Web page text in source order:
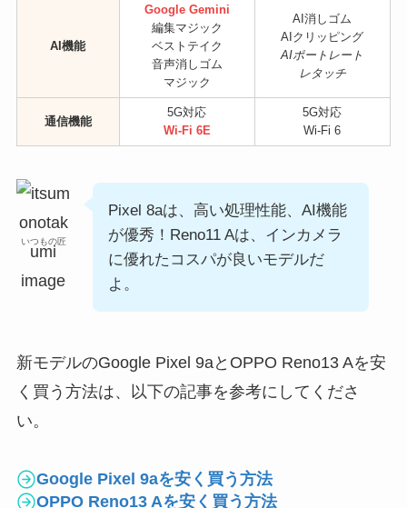
AI機能
Google Gemini
編集マジック
ベストテイク
音声消しゴム
マジック
AI消しゴム
AIクリッピング
AIポートレート
レタッチ
通信機能
5G対応
Wi-Fi 6E
5G対応
Wi-Fi 6
いつもの匠
Pixel 8aは、高い処理性能、AI機能
が優秀！Reno11 Aは、インカメラ
に優れたコスパが良いモデルだ
よ。
新モデルのGoogle Pixel 9aとOPPO Reno13 Aを安
く買う方法は、以下の記事を参考にしてくださ
い。
Google Pixel 9aを安く買う方法
OPPO Reno13 Aを安く買う方法